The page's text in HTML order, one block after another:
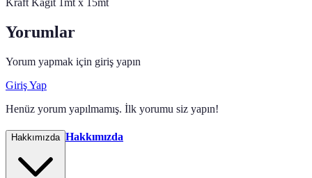
Yorumlar
Yorum yapmak için giriş yapın
Giriş Yap
Henüz yorum yapılmamış. İlk yorumu siz yapın!
Hakkımızda Hakkımızda